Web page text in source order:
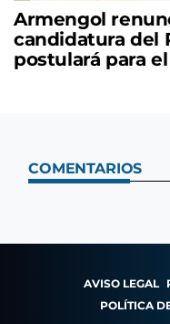
Armengol
candidatura del
postulará para
COMENTARIOS
AVISO LEGAL
POLÍTICA